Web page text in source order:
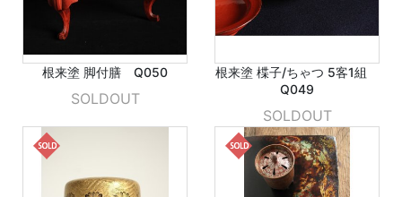
根来塗 脚付膳 Q050
SOLDOUT
根来塗 楪子/ちゃつ 5客1組
Q049
SOLDOUT